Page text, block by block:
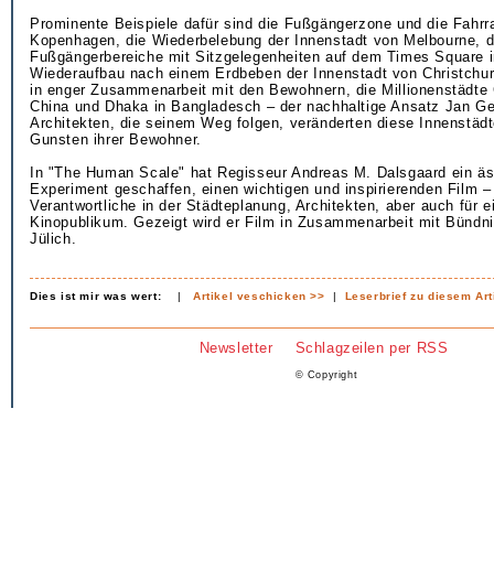
Prominente Beispiele dafür sind die Fußgängerzone und die
Kopenhagen, die Wiederbelebung der Innenstadt von Melbourne,
Fußgängerbereiche mit Sitzgelegenheiten auf dem Times Square
Wiederaufbau nach einem Erdbeben der Innenstadt von
in enger Zusammenarbeit mit den Bewohnern, die Millionenstädte
China und Dhaka in Bangladesch – der nachhaltige Ansatz Jan
Architekten, die seinem Weg folgen, veränderten diese
Gunsten ihrer Bewohner.
In "The Human Scale" hat Regisseur Andreas M. Dalsgaard ein
Experiment geschaffen, einen wichtigen und inspirierenden Film
Verantwortliche in der Städteplanung, Architekten, aber auch für
Kinopublikum. Gezeigt wird er Film in Zusammenarbeit mit
Jülich.
Dies ist mir was wert: |Artikel veschicken >> | Leserbrief zu diesem
Newsletter Schlagzeilen per RSS
© Copyright